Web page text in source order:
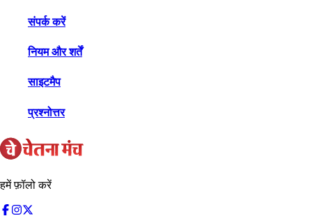
संपर्क करें
नियम और शर्तें
साइटमैप
प्रश्नोत्तर
हमें फ़ॉलो करें